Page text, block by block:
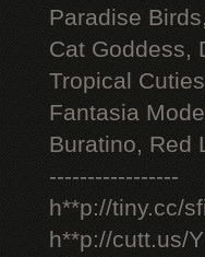
Paradise
Cat Goddess,
Tropical
Fantasia
Buratino, Red
-----------------
h**p://tiny.cc/
h**p://cutt.us/